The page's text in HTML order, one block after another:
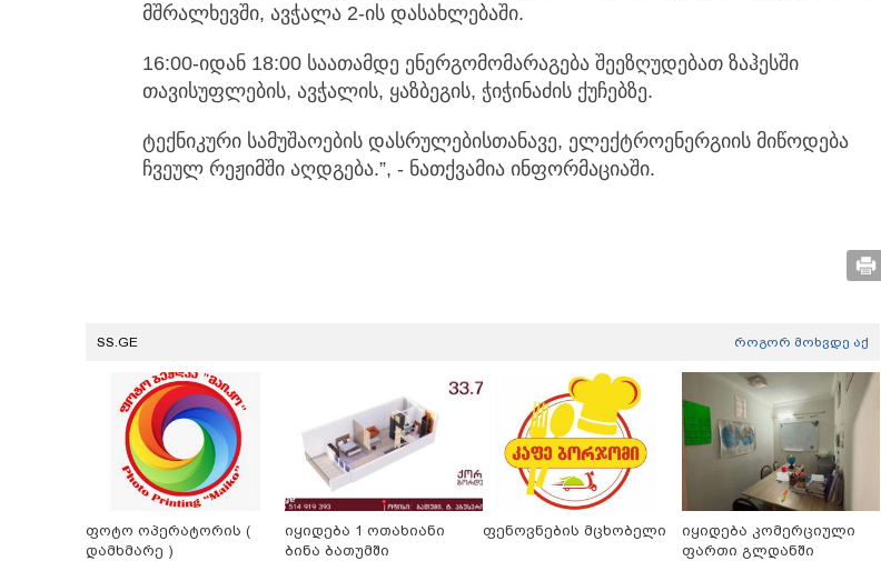
მშრალხევში, ავჭალა 2-ის დასახლებაში.
16:00-იდან 18:00 საათამდე ენერგომომარაგება შეეზღუდებათ ზაჰესში
თავისუფლების, ავჭალის, ყაზბეგის, ჭიჭინაძის ქუჩებზე.
ტექნიკური სამუშაოების დასრულებისთანავე, ელექტროენერგიის მიწოდება
ჩვეულ რეჟიმში აღდგება.”, - ნათქვამია ინფორმაციაში.
SS.GE როგორ მოხვდე აქ
ფოტო ოპერატორის (
დამხმარე )
იყიდება 1 ოთახიანი
ბინა ბათუმში
ფენოვნების მცხობელი
იყიდება კომერციული
ფართი გლდანში